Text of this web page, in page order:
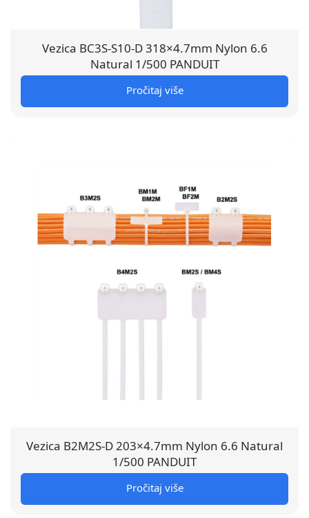
Vezica BC3S-S10-D 318×4.7mm Nylon 6.6
Natural 1/500 PANDUIT
Pročitaj više
Vezica B2M2S-D 203×4.7mm Nylon 6.6 Natural
1/500 PANDUIT
Pročitaj više